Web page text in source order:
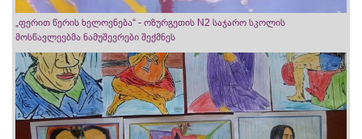
„ფერით წერის ხელოვნება“ - ოზურგეთის N2 საჯარო სკოლის
მოსწავლეებმა ნამუშევრები შექმნეს